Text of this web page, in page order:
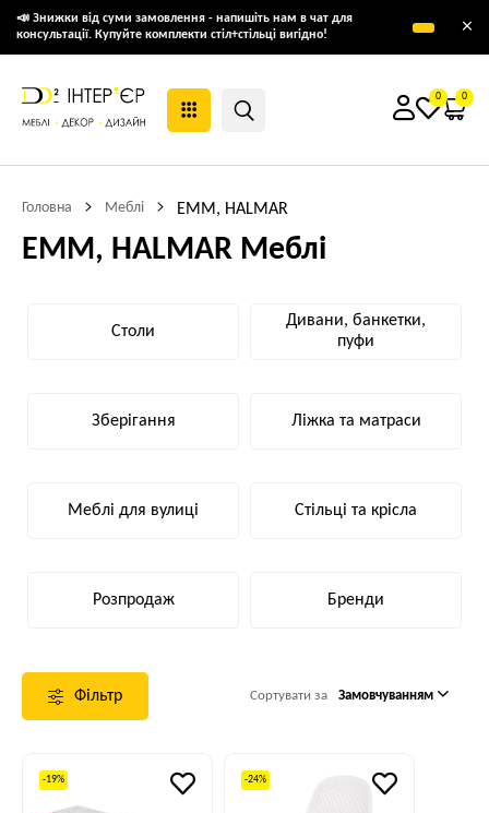
📣 Знижки від суми замовлення - напишіть нам в чат для
консультації. Купуйте комплекти стіл+стільці вигідно!
×
0 0
Головна Меблі EMM, HALMAR
EMM, HALMAR Меблі
Столи
Дивани, банкетки,
пуфи
Зберігання Ліжка та матраси
Меблі для вулиці Стільці та крісла
Розпродаж Бренди
Фільтр Сортувати за Замовчуванням
-19% -24%